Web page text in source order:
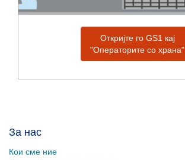
Откријте го GS1 кај
"Операторите со храна"
За нас
Кои сме ние